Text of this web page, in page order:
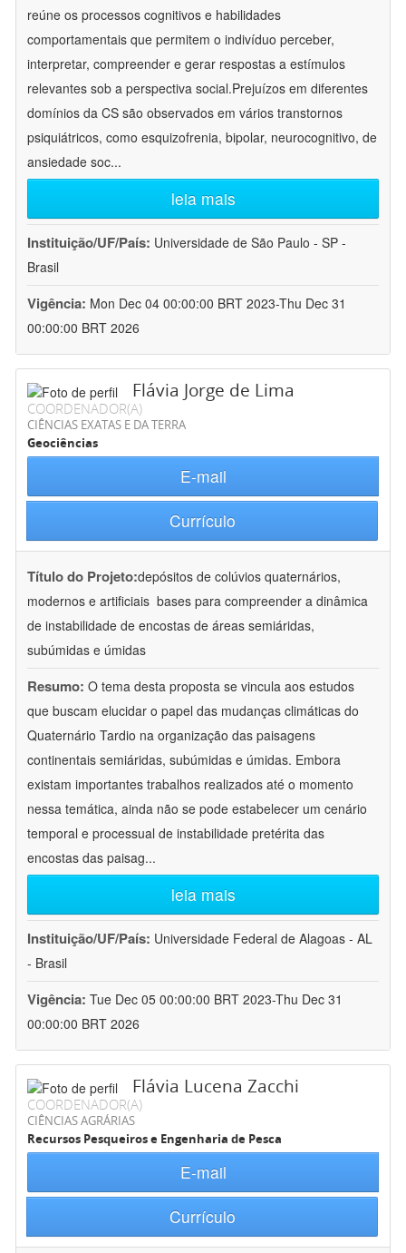
reúne os processos cognitivos e habilidades
comportamentais que permitem o indivíduo perceber,
interpretar, compreender e gerar respostas a estímulos
relevantes sob a perspectiva social.Prejuízos em diferentes
domínios da CS são observados em vários transtornos
psiquiátricos, como esquizofrenia, bipolar, neurocognitivo, de
ansiedade soc...
leia mais
Instituição/UF/País: Universidade de São Paulo - SP -
Brasil
Vigência: Mon Dec 04 00:00:00 BRT 2023-Thu Dec 31
00:00:00 BRT 2026
Flávia Jorge de Lima
COORDENADOR(A)
CIÊNCIAS EXATAS E DA TERRA
Geociências
E-mail
Currículo
Título do Projeto:depósitos de colúvios quaternários,
modernos e artificiais  bases para compreender a dinâmica
de instabilidade de encostas de áreas semiáridas,
subúmidas e úmidas
Resumo: O tema desta proposta se vincula aos estudos
que buscam elucidar o papel das mudanças climáticas do
Quaternário Tardio na organização das paisagens
continentais semiáridas, subúmidas e úmidas. Embora
existam importantes trabalhos realizados até o momento
nessa temática, ainda não se pode estabelecer um cenário
temporal e processual de instabilidade pretérita das
encostas das paisag...
leia mais
Instituição/UF/País: Universidade Federal de Alagoas - AL
- Brasil
Vigência: Tue Dec 05 00:00:00 BRT 2023-Thu Dec 31
00:00:00 BRT 2026
Flávia Lucena Zacchi
COORDENADOR(A)
CIÊNCIAS AGRÁRIAS
Recursos Pesqueiros e Engenharia de Pesca
E-mail
Currículo